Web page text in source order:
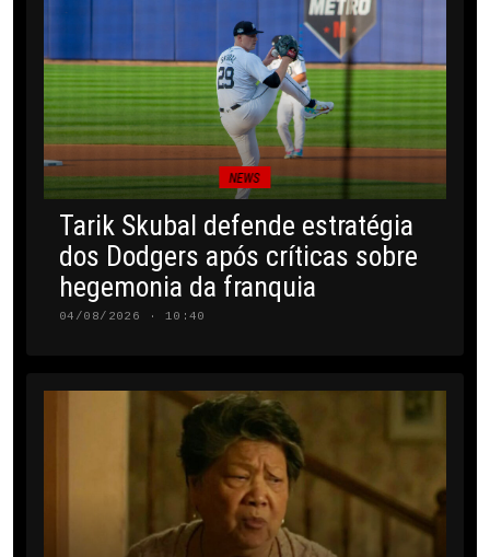
NEWS
Tarik Skubal defende estratégia
dos Dodgers após críticas sobre
hegemonia da franquia
04/08/2026 · 10:40